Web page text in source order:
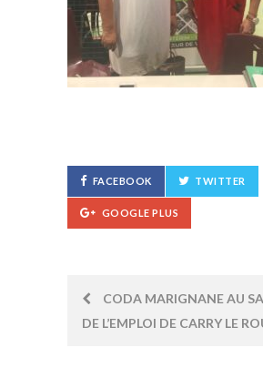
FACEBOOK TWITTER
GOOGLE PLUS
PostCODA MARIGNANE AU
DE L’EMPLOI DE CARRY LE